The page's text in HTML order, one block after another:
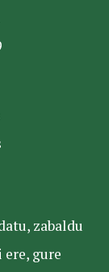
zabaldu
gure